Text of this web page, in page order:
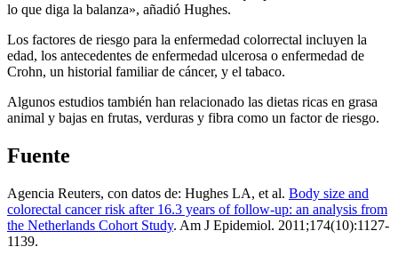
lo que diga la balanza», añadió Hughes.
Los factores de riesgo para la enfermedad colorrectal incluyen la
edad, los antecedentes de enfermedad ulcerosa o enfermedad de
Crohn, un historial familiar de cáncer, y el tabaco.
Algunos estudios también han relacionado las dietas ricas en grasa
animal y bajas en frutas, verduras y fibra como un factor de riesgo.
Fuente
Agencia Reuters, con datos de: Hughes LA, et al. Body size and
colorectal cancer risk after 16.3 years of follow-up: an analysis from
the Netherlands Cohort Study. Am J Epidemiol. 2011;174(10):1127-
1139.